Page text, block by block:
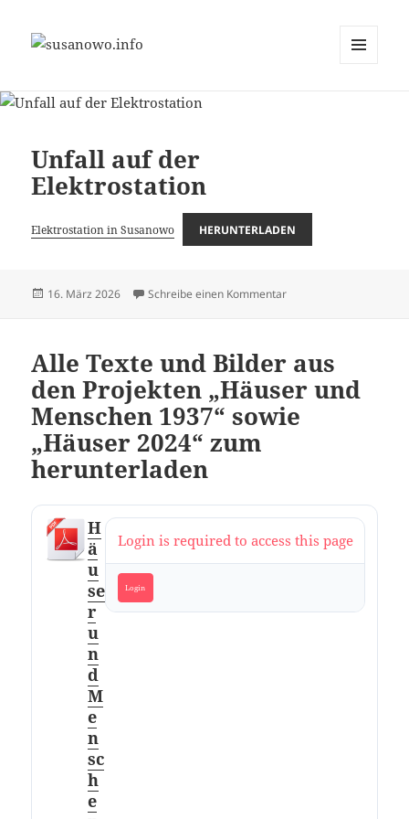
Unfall auf der
Elektrostation
Elektrostation in Susanowo HERUNTERLADEN
Veröffentlicht
16. März 2026 Schreibe einen Kommentarzu Unfall auf der
Alle Texte und Bilder aus
den Projekten „Häuser und
Menschen 1937“ sowie
„Häuser 2024“ zum
herunterladen
H
ä
u
se
r
u
n
d
M
e
n
sc
h
e
Login is required to access this page
Login